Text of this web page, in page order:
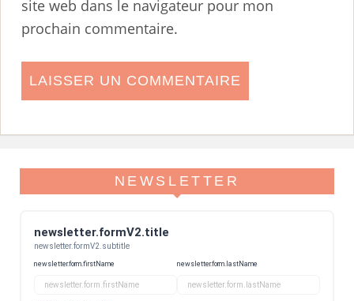
site web dans le navigateur pour mon
prochain commentaire.
NEWSLETTER
newsletter.formV2.title
newsletter.formV2.subtitle
newsletter.form.firstName newsletter.form.lastName